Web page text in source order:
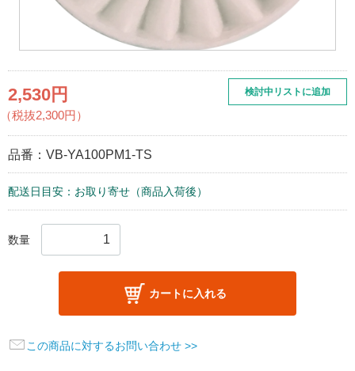
2,530円
（税抜2,300円）
品番： VB-YA100PM1-TS
配送日目安：お取り寄せ（商品入荷後）
検討中リストに追加
数量
カートに入れる
この商品に対するお問い合わせ >>